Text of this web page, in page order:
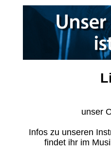
unser
Infos zu unseren
findet ihr im